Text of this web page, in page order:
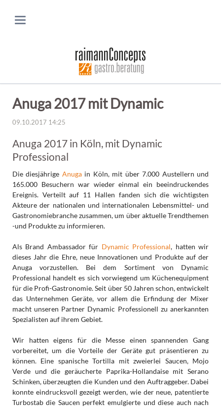
Anuga 2017 mit Dynamic
09.10.2017 14:25
Anuga 2017 in Köln, mit Dynamic
Professional
Die diesjährige Anugain Köln, mit über 7.000 Austellern und
165.000 Besuchern war wieder einmal ein beeindruckendes
Ereignis. Verteilt auf 11 Hallen fanden sich die wichtigsten
Akteure der nationalen und internationalen Lebensmittel- und
Gastronomiebranche zusammen, um über aktuelle Trendthemen
-und Produkte zu informieren.
Als Brand Ambassador für Dynamic Professional, hatten wir
dieses Jahr die Ehre, neue Innovationen und Produkte auf der
Anuga vorzustellen. Bei dem Sortiment von Dynamic
Professional handelt es sich vorwiegend um Küchenequipment
für die Profi-Gastronomie. Seit über 50 Jahren schon, entwickelt
das Unternehmen Geräte, vor allem die Erfindung der Mixer
macht unseren Partner Dynamic Professionell zu anerkannten
Spezialisten auf ihrem Gebiet.
Wir hatten eigens für die Messe einen spannenden Gang
vorbereitet, um die Vorteile der Geräte gut präsentieren zu
können. Eine spanische Tortilla mit zweierlei Saucen, Mojo
Verde und die geräucherte Paprika-Hollandaise mit Serano
Schinken, überzeugten die Kunden und den Auftraggeber. Dabei
konnte eindrucksvoll gezeigt werden, wie der neue, patentierte
Turbostab die Saucen perfekt emulgierte und diese auch nach